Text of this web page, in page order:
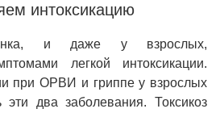
интоксикацию
и даже у взрослых,
легкой интоксикации.
при ОРВИ и гриппе у взрослых
эти два заболевания. Токсикоз